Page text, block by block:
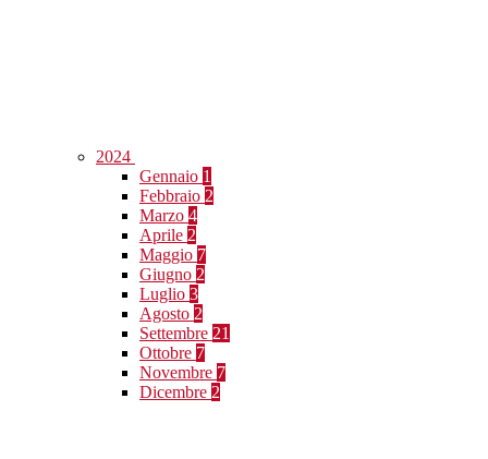
2024
Gennaio 1
Febbraio 2
Marzo 4
Aprile 2
Maggio 7
Giugno 2
Luglio 3
Agosto 2
Settembre 21
Ottobre 7
Novembre 7
Dicembre 2